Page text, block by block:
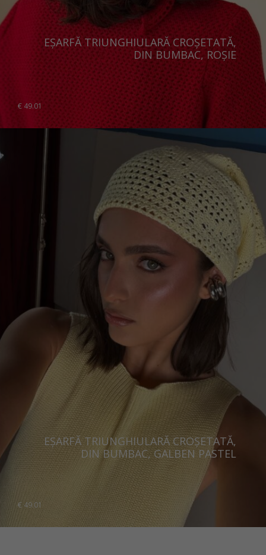
EȘARFĂ TRIUNGHIULARĂ CROȘETATĂ,
DIN BUMBAC, ROȘIE
€ 49.01
EȘARFĂ TRIUNGHIULARĂ CROȘETATĂ,
DIN BUMBAC, GALBEN PASTEL
€ 49.01